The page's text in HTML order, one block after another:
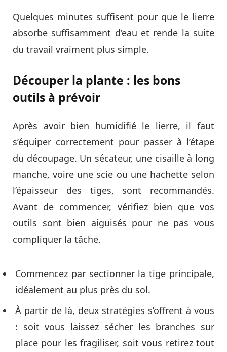
Quelques minutes suffisent pour que le lierre
absorbe suffisamment d’eau et rende la suite
du travail vraiment plus simple.
Découper la plante : les bons
outils à prévoir
Après avoir bien humidifié le lierre, il faut
s’équiper correctement pour passer à l’étape
du découpage. Un sécateur, une cisaille à long
manche, voire une scie ou une hachette selon
l’épaisseur des tiges, sont recommandés.
Avant de commencer, vérifiez bien que vos
outils sont bien aiguisés pour ne pas vous
compliquer la tâche.
Commencez par sectionner la tige principale,
idéalement au plus près du sol.
À partir de là, deux stratégies s’offrent à vous
: soit vous laissez sécher les branches sur
place pour les fragiliser, soit vous retirez tout